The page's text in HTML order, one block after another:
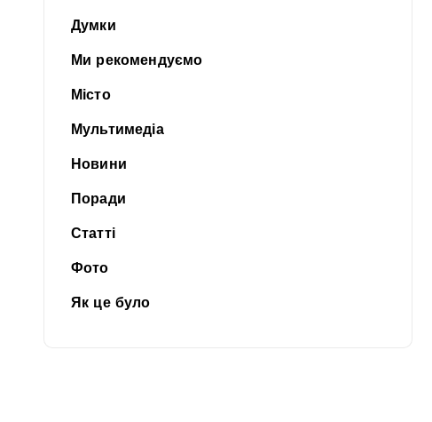
Думки
Ми рекомендуємо
Місто
Мультимедіа
Новини
Поради
Статті
Фото
Як це було